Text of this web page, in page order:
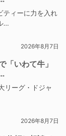
ィーに力を入れ
…
2026年8月7日
「いわて牛」
リーグ・ドジャ
2026年8月7日